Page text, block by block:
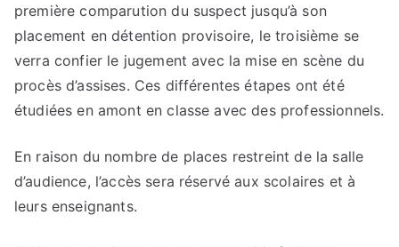
première comparution du suspect jusqu’à son
placement en détention provisoire, le troisième se
verra confier le jugement avec la mise en scène du
procès d’assises. Ces différentes étapes ont été
étudiées en amont en classe avec des professionnels.
En raison du nombre de places restreint de la salle
d’audience, l’accès sera réservé aux scolaires et à
leurs enseignants.